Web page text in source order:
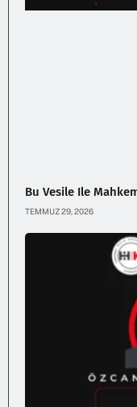
Bu Vesile Ile
TEMMUZ 29, 2026